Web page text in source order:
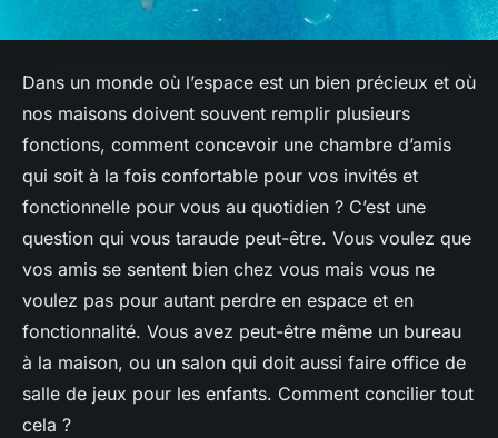
Dans un monde où l’espace est un bien précieux et où
nos maisons doivent souvent remplir plusieurs
fonctions, comment concevoir une chambre d’amis
qui soit à la fois confortable pour vos invités et
fonctionnelle pour vous au quotidien ? C’est une
question qui vous taraude peut-être. Vous voulez que
vos amis se sentent bien chez vous mais vous ne
voulez pas pour autant perdre en espace et en
fonctionnalité. Vous avez peut-être même un bureau
à la maison, ou un salon qui doit aussi faire office de
salle de jeux pour les enfants. Comment concilier tout
cela ?